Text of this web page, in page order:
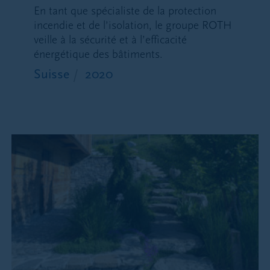
Le contenu entier de ce site internet est soumis au
copyright (tous droits réservés). Le logo de
Patrimonium est une marque déposée.
L’utilisation du site ne donne aucun droit sur son
contenu, ses logiciels, ses marques déposées ou
Les informations, documentations et opinions
publiés sur le site ne constituent ni une
de titres ou d’instruments d’investissement, ni une
invitation ou une recommandation d’exécuter une
quelconque transaction. Elles sont purement
En tant que spécialiste de la protection
incendie et de l’isolation, le groupe ROTH
veille à la sécurité et à l’efficacité
énergétique des bâtiments.
Suisse 2020